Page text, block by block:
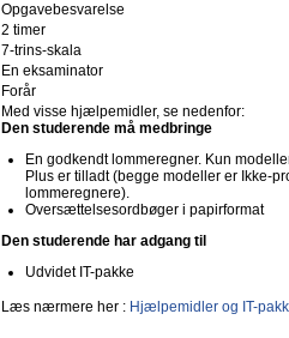
Opgavebesvarelse
2 timer
7-trins-skala
En eksaminator
Forår
Med visse hjælpemidler, se nedenfor:
Den studerende må medbringe
En godkendt lommeregner. Kun
Plus er tilladt (begge modeller er Ikke-
lommeregnere).
Oversættelsesordbøger i papirformat
Den studerende har adgang til
Udvidet IT-pakke
Læs nærmere her : Hjælpemidler og IT-